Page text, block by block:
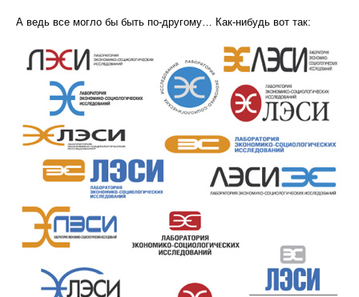
А ведь все могло бы быть по-другому… Как-нибудь вот так: